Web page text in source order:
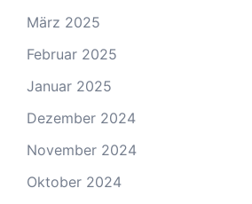
März 2025
Februar 2025
Januar 2025
Dezember 2024
November 2024
Oktober 2024